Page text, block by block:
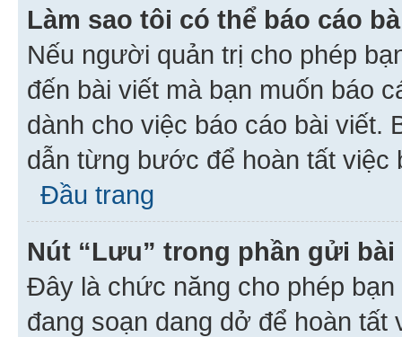
Làm sao tôi có thể báo cáo
Nếu người quản trị cho phép
đến bài viết mà bạn muốn báo
dành cho việc báo cáo bài viết.
dẫn từng bước để hoàn tất việc
Đầu trang
Nút “Lưu” trong phần gửi
Đây là chức năng cho phép
đang soạn dang dở để hoàn